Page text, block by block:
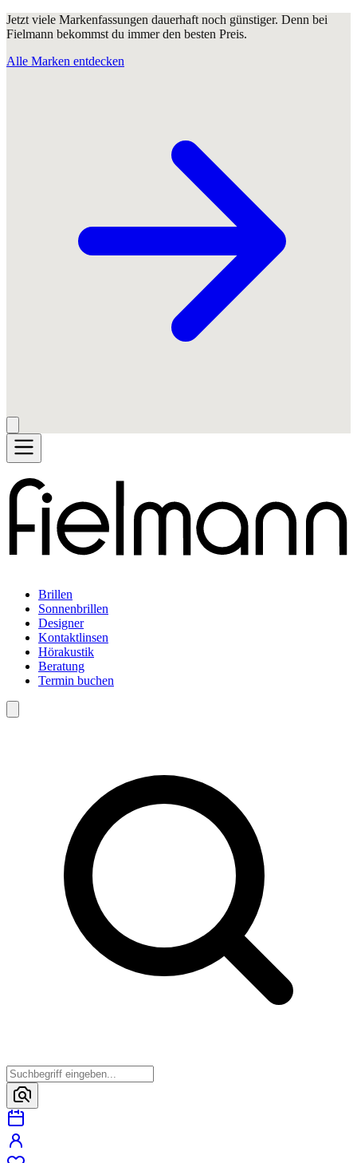
Jetzt viele Markenfassungen dauerhaft noch günstiger. Denn bei
Fielmann bekommst du immer den besten Preis.
Alle Marken entdecken
Brillen
Sonnenbrillen
Designer
Kontaktlinsen
Hörakustik
Beratung
Termin buchen